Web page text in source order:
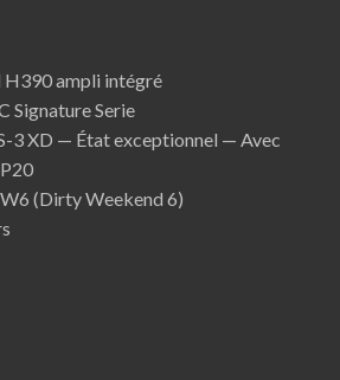
H390 ampli intégré
Signature Serie
3 XD — État exceptionnel — Avec
(Dirty Weekend 6)